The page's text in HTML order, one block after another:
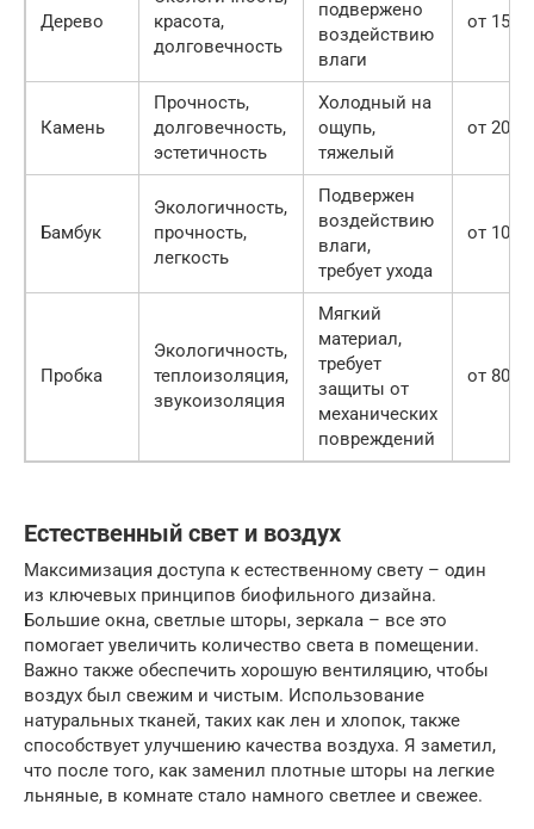
Дерево
красота,
долговечность
подвержено
воздействию
влаги
от
Камень
Прочность,
долговечность,
эстетичность
Холодный на
ощупь,
тяжелый
от
Бамбук
Экологичность,
прочность,
легкость
Подвержен
воздействию
влаги,
требует ухода
от
Пробка
Экологичность,
теплоизоляция,
звукоизоляция
Мягкий
материал,
требует
защиты от
механических
повреждений
от 800
Естественный свет и воздух
Максимизация доступа к естественному свету – один
из ключевых принципов биофильного дизайна.
Большие окна, светлые шторы, зеркала – все это
помогает увеличить количество света в помещении.
Важно также обеспечить хорошую вентиляцию, чтобы
воздух был свежим и чистым. Использование
натуральных тканей, таких как лен и хлопок, также
способствует улучшению качества воздуха. Я заметил,
что после того, как заменил плотные шторы на легкие
льняные, в комнате стало намного светлее и свежее.